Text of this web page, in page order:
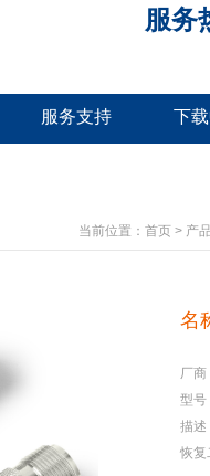
服务
服务支持 下
当前位置： 首页 > 产
名
厂商
型号
描述
恢复